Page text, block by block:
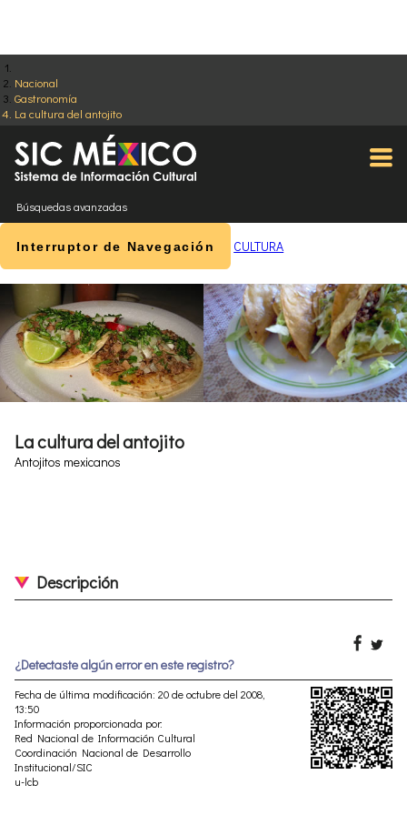
Nacional
Gastronomía
La cultura del antojito
Búsquedas avanzadas
Interruptor de Navegación CULTURA
La cultura del antojito
Antojitos mexicanos
Descripción
¿Detectaste algún error en este registro?
Fecha de última modificación: 20 de octubre del 2008,
13:50
Información proporcionada por:
Red Nacional de Información Cultural
Coordinación Nacional de Desarrollo
Institucional/SIC
u-lcb